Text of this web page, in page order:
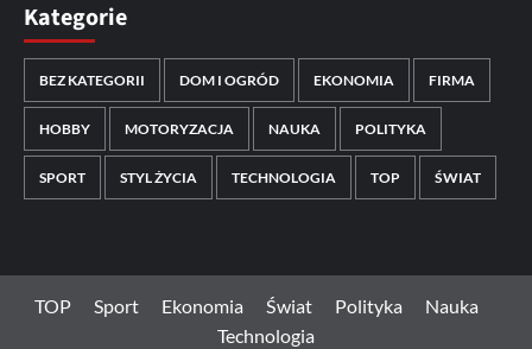
Kategorie
BEZ KATEGORII DOM I OGRÓD EKONOMIA FIRMA
HOBBY MOTORYZACJA NAUKA POLITYKA
SPORT STYL ŻYCIA TECHNOLOGIA TOP ŚWIAT
TOP Sport Ekonomia Świat Polityka
Nauka
Technologia